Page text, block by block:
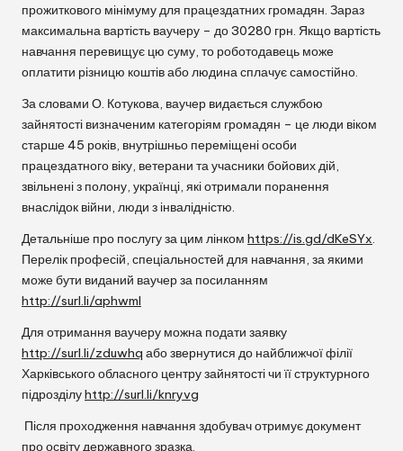
прожиткового мінімуму для працездатних громадян. Зараз
максимальна вартість ваучеру – до 30280 грн. Якщо вартість
навчання перевищує цю суму, то роботодавець може
оплатити різницю коштів або людина сплачує самостійно.
За словами О. Котукова, ваучер видається службою
зайнятості визначеним категоріям громадян – це люди віком
старше 45 років, внутрішньо переміщені особи
працездатного віку, ветерани та учасники бойових дій,
звільнені з полону, українці, які отримали поранення
внаслідок війни, люди з інвалідністю.
Детальніше про послугу за цим лінком https://is.gd/dKeSYx.
Перелік професій, спеціальностей для навчання, за якими
може бути виданий ваучер за посиланням
http://surl.li/aphwml
Для отримання ваучеру можна подати заявку
http://surl.li/zduwhq або звернутися до найближчої філії
Харківського обласного центру зайнятості чи її структурного
підрозділуhttp://surl.li/knryvg
Після проходження навчання здобувач отримує документ
про освіту державного зразка.